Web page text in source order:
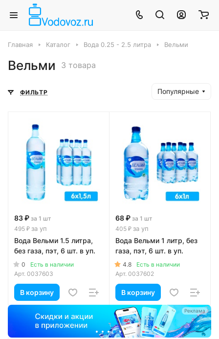
Главная Каталог Вода 0.25 - 2.5 литра Вельми
Вельми 3 товара
ФИЛЬТР Популярные
83 ₽ за 1 шт
495 ₽ за уп
Вода Вельми 1.5 литра,
без газа, пэт, 6 шт. в уп.
0
Есть в наличии
Арт. 0037603
В корзину
Реклама
68 ₽ за 1 шт
405 ₽ за уп
Вода Вельми 1 литр, без
газа, пэт, 6 шт. в уп.
4.8
Есть в наличии
Арт. 0037602
В корзину